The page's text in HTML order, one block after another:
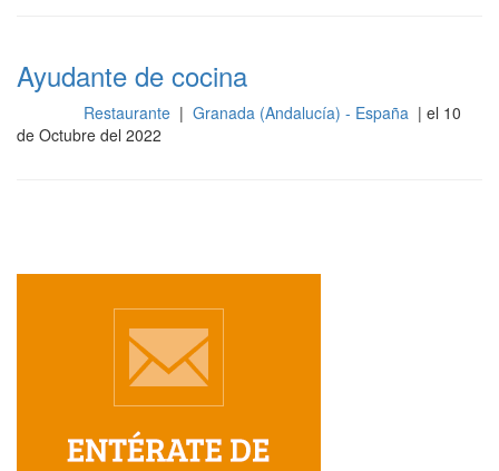
Ayudante de cocina
Restaurante | Granada (Andalucía) - España | el 10
de Octubre del 2022